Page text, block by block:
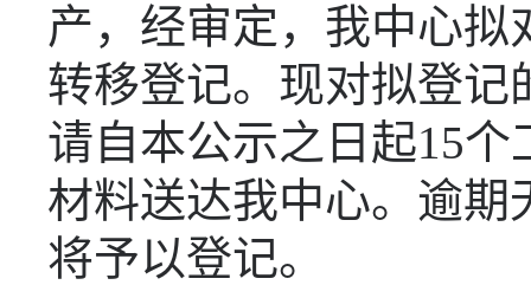
产，经审定，我中心
转移登记。现对拟登记
请自本公示之日起15个
材料送达我中心。逾期
将予以登记。